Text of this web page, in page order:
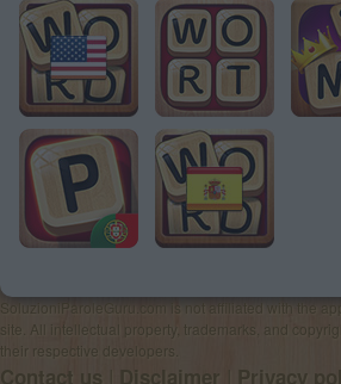
SoluzioniParoleGuru.com is not affiliated with the
site. All intellectual property, trademarks, and
their respective developers.
Contact us Disclaimer Privacy